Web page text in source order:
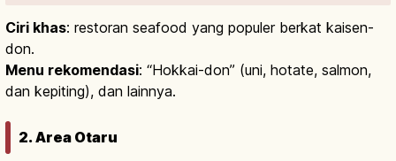
Ciri khas: restoran seafood yang populer berkat kaisen-
don.
Menu rekomendasi: “Hokkai-don” (uni, hotate, salmon,
dan kepiting), dan lainnya.
2. Area Otaru